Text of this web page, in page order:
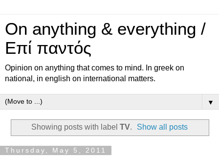
On anything & everything /
Επί παντός
Opinion on anything that comes to mind. In greek on
national, in english on international matters.
▼
Showing posts with label TV. Show all posts
Thursday, May 5, 2011